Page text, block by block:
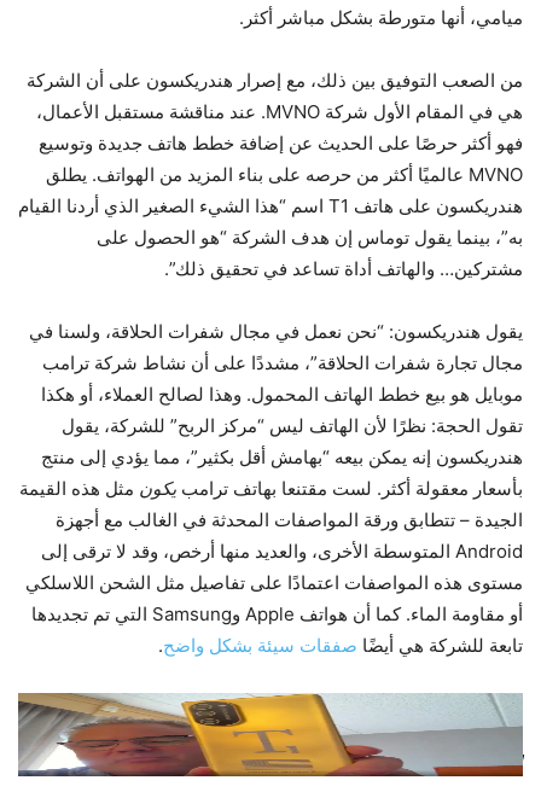
ميامي، أنها متورطة بشكل مباشر أكثر.
من الصعب التوفيق بين ذلك، مع إصرار هندريكسون على أن الشركة
هي في المقام الأول شركة MVNO. عند مناقشة مستقبل الأعمال،
فهو أكثر حرصًا على الحديث عن إضافة خطط هاتف جديدة وتوسيع
MVNO عالميًا أكثر من حرصه على بناء المزيد من الهواتف. يطلق
هندريكسون على هاتف T1 اسم “هذا الشيء الصغير الذي أردنا القيام
به”، بينما يقول توماس إن هدف الشركة “هو الحصول على
مشتركين… والهاتف أداة تساعد في تحقيق ذلك”.
يقول هندريكسون: “نحن نعمل في مجال شفرات الحلاقة، ولسنا في
مجال تجارة شفرات الحلاقة”، مشددًا على أن نشاط شركة ترامب
موبايل هو بيع خطط الهاتف المحمول. وهذا لصالح العملاء، أو هكذا
تقول الحجة: نظرًا لأن الهاتف ليس “مركز الربح” للشركة، يقول
هندريكسون إنه يمكن بيعه “بهامش أقل بكثير”، مما يؤدي إلى منتج
بأسعار معقولة أكثر. لست مقتنعا بهاتف ترامب يكون مثل هذه القيمة
الجيدة – تتطابق ورقة المواصفات المحدثة في الغالب مع أجهزة
Android المتوسطة الأخرى، والعديد منها أرخص، وقد لا ترقى إلى
مستوى هذه المواصفات اعتمادًا على تفاصيل مثل الشحن اللاسلكي
أو مقاومة الماء. كما أن هواتف Apple وSamsung التي تم تجديدها
تابعة للشركة هي أيضًا صفقات سيئة بشكل واضح.
أظهر لي هاتف T1 المحدث إريك توماس عبر مكالمة فيديو الأسبوع الماضي.
لقطة الشاشة: دومينيك بريستون / ذا فيرج